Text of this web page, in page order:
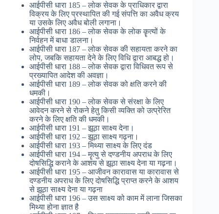
आईपीसी धारा 185 – लोक सेवक के प्राधिकार द्वारा
विक्रय के लिए प्रस्थापित की गई संपत्ति का अवैध क्रय
या उसके लिए अवैध बोली लगाना।
आईपीसी धारा 186 – लोक सेवक के लोक कॄत्यों के
निर्वहन में बाधा डालना।
आईपीसी धारा 187 – लोक सेवक की सहायता करने का
लोप, जबकि सहायता देने के लिए विधि द्वारा आबद्ध हो।
आईपीसी धारा 188 – लोक सेवक द्वारा विधिवत रूप से
प्रख्यापित आदेश की अवज्ञा।
आईपीसी धारा 189 – लोक सेवक को क्षति करने की
धमकी।
आईपीसी धारा 190 – लोक सेवक से संरक्षा के लिए
आवेदन करने से रोकने हेतु किसी व्यक्ति को उत्प्रेरित
करने के लिए क्षति की धमकी।
आईपीसी धारा 191 – झूठा साक्ष्य देना।
आईपीसी धारा 192 – झूठा साक्ष्य गढ़ना।
आईपीसी धारा 193 – मिथ्या साक्ष्य के लिए दंड
आईपीसी धारा 194 – मॄत्यु से दण्डनीय अपराध के लिए
दोषसिद्धि कराने के आशय से झूठा साक्ष्य देना या गढ़ना।
आईपीसी धारा 195 – आजीवन कारावास या कारावास से
दण्डनीय अपराध के लिए दोषसिद्धि प्राप्त करने के आशय
से झूठा साक्ष्य देना या गढ़ना
आईपीसी धारा 196 – उस साक्ष्य को काम में लाना जिसका
मिथ्या होना ज्ञात है